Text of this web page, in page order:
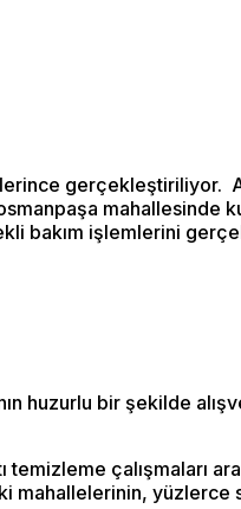
gerçekleştiriliyor.
mahallesinde
bakım işlemlerini
huzurlu bir şekilde
çalışmaları
mahallelerinin,